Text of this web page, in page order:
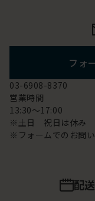
フォ
03-6908-8370
営業時間
13:30～17:00
※土日 祝日は休み
※フォームでのお問
配